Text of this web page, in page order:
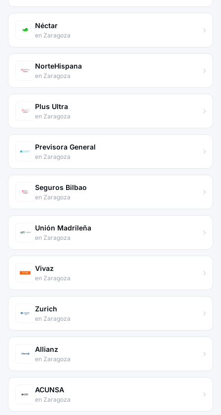
Néctar
en Zaragoza
NorteHispana
en Zaragoza
Plus Ultra
en Zaragoza
Previsora General
en Zaragoza
Seguros Bilbao
en Zaragoza
Unión Madrileña
en Zaragoza
Vivaz
en Zaragoza
Zurich
en Zaragoza
Allianz
en Zaragoza
ACUNSA
en Zaragoza